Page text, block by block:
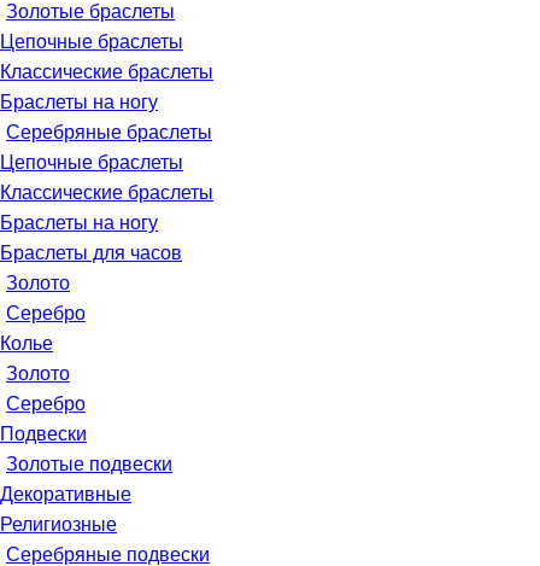
Золотые браслеты
Цепочные браслеты
Классические браслеты
Браслеты на ногу
Серебряные браслеты
Цепочные браслеты
Классические браслеты
Браслеты на ногу
Браслеты для часов
Золото
Серебро
Колье
Золото
Серебро
Подвески
Золотые подвески
Декоративные
Религиозные
Серебряные подвески